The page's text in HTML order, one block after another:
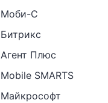
Моби-С
Битрикс
Агент Плюс
Mobile SMARTS
Майкрософт